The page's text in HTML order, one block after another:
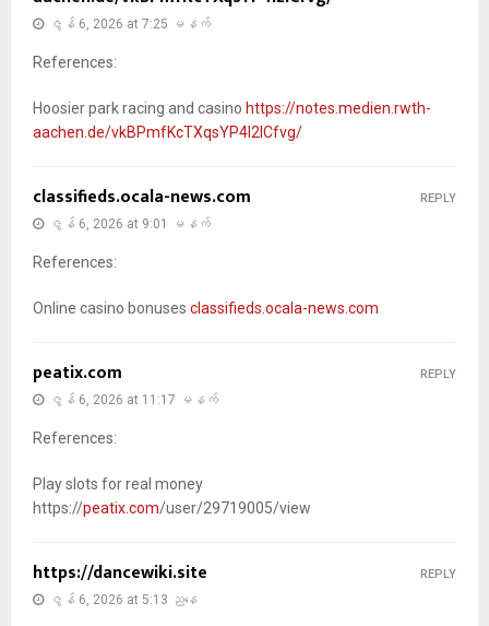
ဇွန် 6, 2026 at 7:25 မနက်
References:
Hoosier park racing and casino https://notes.medien.rwth-
aachen.de/vkBPmfKcTXqsYP4l2lCfvg/
classifieds.ocala-news.com
ဇွန် 6, 2026 at 9:01 မနက်
References:
Online casino bonuses classifieds.ocala-news.com
REPLY
peatix.com
ဇွန် 6, 2026 at 11:17 မနက်
References:
Play slots for real money
https://peatix.com/user/29719005/view
REPLY
https://dancewiki.site
ဇွန် 6, 2026 at 5:13 ညနေ
REPLY